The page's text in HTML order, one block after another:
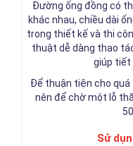
Đường ống đồng có
khác nhau, chiều dài
trong thiết kế và thi
thuật dễ dàng thao
giúp tiết
Để thuận tiện cho quá
nên để chờ một lỗ
Sử